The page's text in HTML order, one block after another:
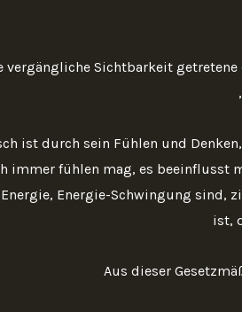
vergängliche Sichtbarkeit
ist durch sein Fühlen und
immer fühlen mag, es beeinflusst
Energie-Schwingung sind,
ist,
Aus dieser